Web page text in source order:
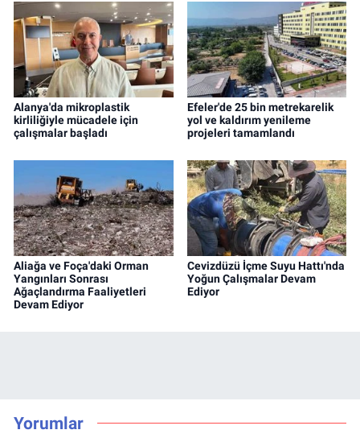
Alanya'da mikroplastik
kirliliğiyle mücadele için
çalışmalar başladı
Efeler'de 25 bin metrekarelik
yol ve kaldırım yenileme
projeleri tamamlandı
Aliağa ve Foça'daki Orman
Yangınları Sonrası
Ağaçlandırma Faaliyetleri
Devam Ediyor
Cevizdüzü İçme Suyu Hattı'nda
Yoğun Çalışmalar Devam
Ediyor
Yorumlar